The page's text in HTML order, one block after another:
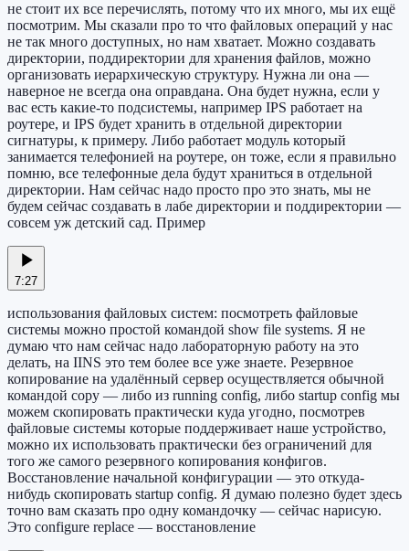
не стоит их все перечислять, потому что их много, мы их ещё
посмотрим. Мы сказали про то что файловых операций у нас
не так много доступных, но нам хватает. Можно создавать
директории, поддиректории для хранения файлов, можно
организовать иерархическую структуру. Нужна ли она —
наверное не всегда она оправдана. Она будет нужна, если у
вас есть какие-то подсистемы, например IPS работает на
роутере, и IPS будет хранить в отдельной директории
сигнатуры, к примеру. Либо работает модуль который
занимается телефонией на роутере, он тоже, если я правильно
помню, все телефонные дела будут храниться в отдельной
директории. Нам сейчас надо просто про это знать, мы не
будем сейчас создавать в лабе директории и поддиректории —
совсем уж детский сад. Пример
7:27
использования файловых систем: посмотреть файловые
системы можно простой командой show file systems. Я не
думаю что нам сейчас надо лабораторную работу на это
делать, на IINS это тем более все уже знаете. Резервное
копирование на удалённый сервер осуществляется обычной
командой copy — либо из running config, либо startup config мы
можем скопировать практически куда угодно, посмотрев
файловые системы которые поддерживает наше устройство,
можно их использовать практически без ограничений для
того же самого резервного копирования конфигов.
Восстановление начальной конфигурации — это откуда-
нибудь скопировать startup config. Я думаю полезно будет здесь
точно вам сказать про одну командочку — сейчас нарисую.
Это configure replace — восстановление